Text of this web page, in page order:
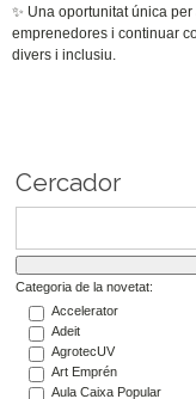
✨ Una oportunitat única
emprenedores i continuar
divers i inclusiu.
Cercador
Categoria de la novetat:
Accelerator
Adeit
AgrotecUV
Art Emprén
Aula Caixa Popular